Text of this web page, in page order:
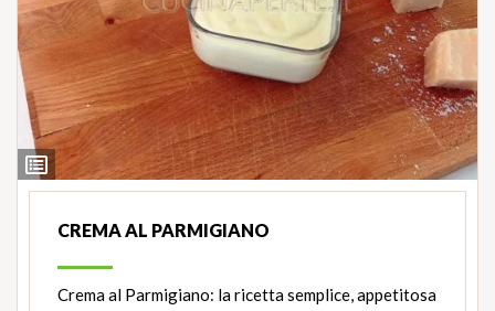
Ingredienti
CREMA AL PARMIGIANO
Crema al Parmigiano: la ricetta semplice, appetitosa